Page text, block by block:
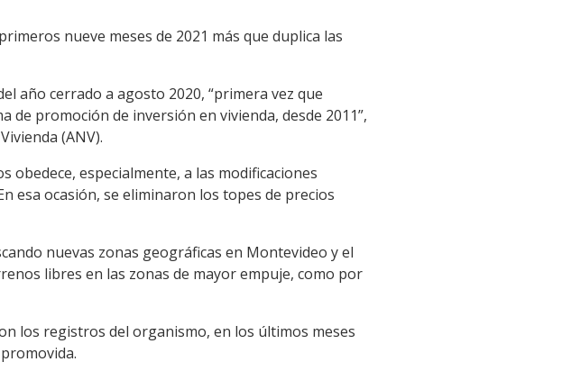
nueve meses de 2021 más que duplica las
año cerrado a agosto 2020, “primera vez que
de promoción de inversión en vivienda, desde 2011”,
(ANV).
especialmente, a las modificaciones
esa ocasión, se eliminaron los topes de precios
nuevas zonas geográficas en Montevideo y el
libres en las zonas de mayor empuje, como por
los registros del organismo, en los últimos meses